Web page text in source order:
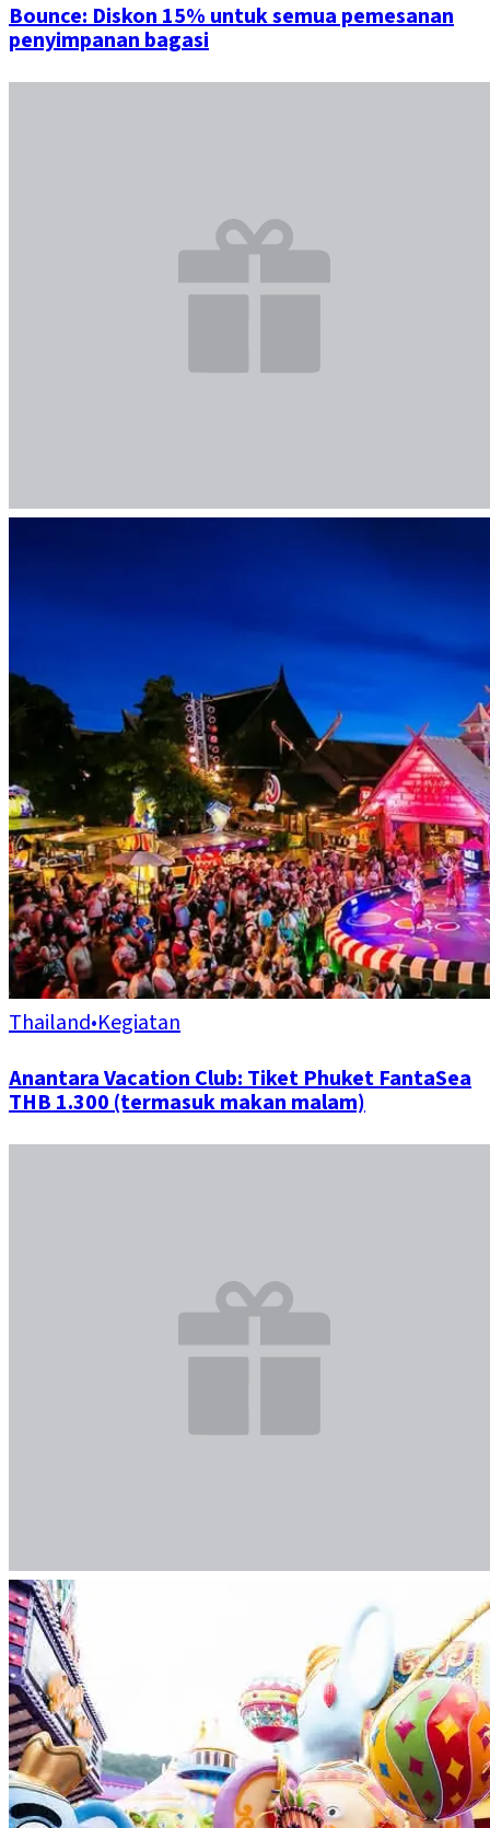
Bounce: Diskon 15% untuk semua pemesanan
penyimpanan bagasi
Thailand•Kegiatan
Anantara Vacation Club: Tiket Phuket FantaSea
THB 1.300 (termasuk makan malam)